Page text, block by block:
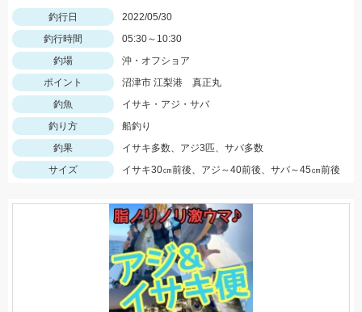
釣行日
2022/05/30
釣行時間
05:30～10:30
釣場
沖・オフショア
ポイント
沼津市 江梨港 真正丸
釣魚
イサキ・アジ・サバ
釣り方
船釣り
釣果
イサキ多数、アジ3匹、サバ多数
サイズ
イサキ30㎝前後、アジ～40前後、サバ～45㎝前後